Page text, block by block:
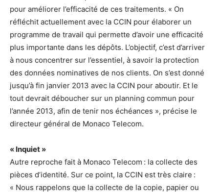
pour améliorer l’efficacité de ces traitements. « On
réfléchit actuellement avec la CCIN pour élaborer un
programme de travail qui permette d’avoir une efficacité
plus importante dans les dépôts. L’objectif, c’est d’arriver
à nous concentrer sur l’essentiel, à savoir la protection
des données nominatives de nos clients. On s’est donné
jusqu’à fin janvier 2013 avec la CCIN pour aboutir. Et le
tout devrait déboucher sur un planning commun pour
l’année 2013, afin de tenir nos échéances », précise le
directeur général de Monaco Telecom.
« Inquiet »
Autre reproche fait à Monaco Telecom : la collecte des
pièces d’identité. Sur ce point, la CCIN est très claire :
« Nous rappelons que la collecte de la copie, papier ou